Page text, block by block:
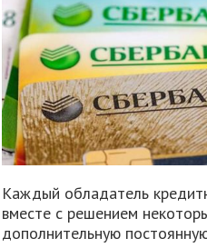
Каждый обладатель
вместе с решением
дополнительную